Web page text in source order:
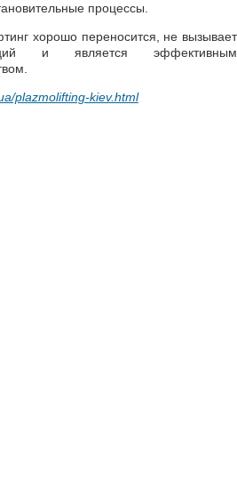
процессы.
хорошо переносится, не вызывает
и является эффективным
plazmolifting-kiev.html